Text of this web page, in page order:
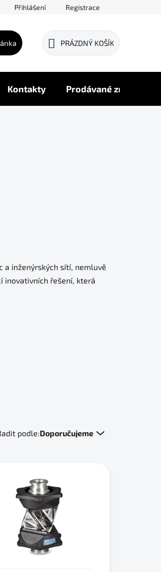
Přihlášení Registrace
NÁKUPNÍ
PRÁZDNÝ KOŠÍK
Kontakty Prodávané značky
a inženýrských sítí, nemluvě
inovativních řešení, která
podle:Doporučujeme